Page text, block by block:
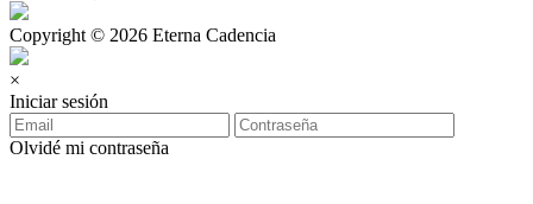
Copyright © 2026 Eterna Cadencia
×
Iniciar sesión
Olvidé mi contraseña